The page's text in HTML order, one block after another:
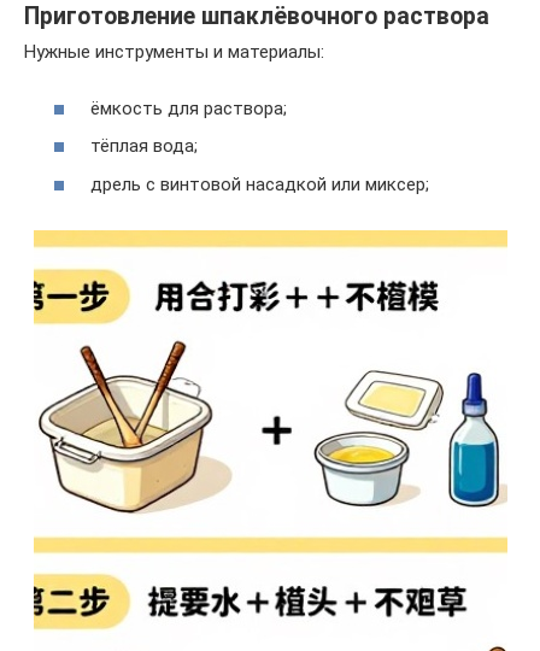
Приготовление шпаклёвочного раствора
Нужные инструменты и материалы:
ёмкость для раствора;
тёплая вода;
дрель с винтовой насадкой или миксер;